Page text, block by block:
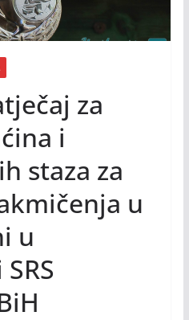
za
i
staza za
u
u